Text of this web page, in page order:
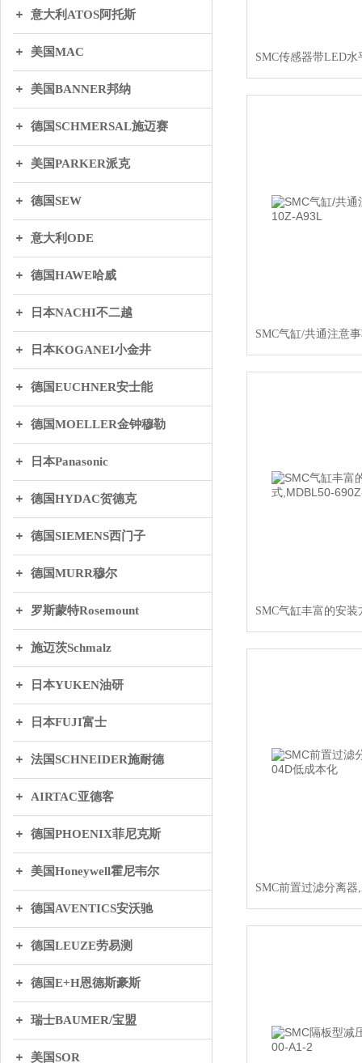
意大利ATOS阿托斯
美国MAC
美国BANNER邦纳
德国SCHMERSAL施迈赛
美国PARKER派克
德国SEW
意大利ODE
德国HAWE哈威
日本NACHI不二越
日本KOGANEI小金井
德国EUCHNER安士能
德国MOELLER金钟穆勒
日本Panasonic
德国HYDAC贺德克
德国SIEMENS西门子
德国MURR穆尔
罗斯蒙特Rosemount
施迈茨Schmalz
日本YUKEN油研
日本FUJI富士
法国SCHNEIDER施耐德
AIRTAC亚德客
德国PHOENIX菲尼克斯
美国Honeywell霍尼韦尔
德国AVENTICS安沃驰
德国LEUZE劳易测
德国E+H恩德斯豪斯
瑞士BAUMER/宝盟
美国SOR